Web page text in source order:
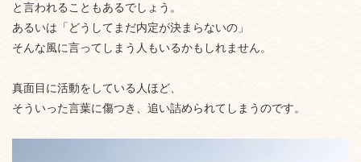
と言われることもあるでしょう。
あるいは「どうしてまだ内定が決まらないの」
そんな風に言ってしまう人もいるかもしれません。
真面目に活動をしている人ほど、
そういった言葉に傷つき、追い詰められてしまうのです。